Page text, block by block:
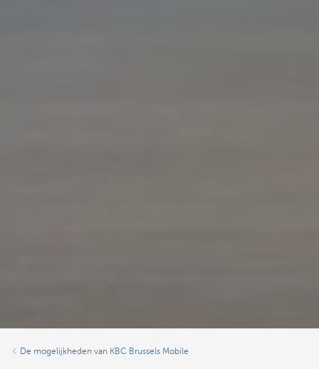
De mogelijkheden van KBC Brussels Mobile